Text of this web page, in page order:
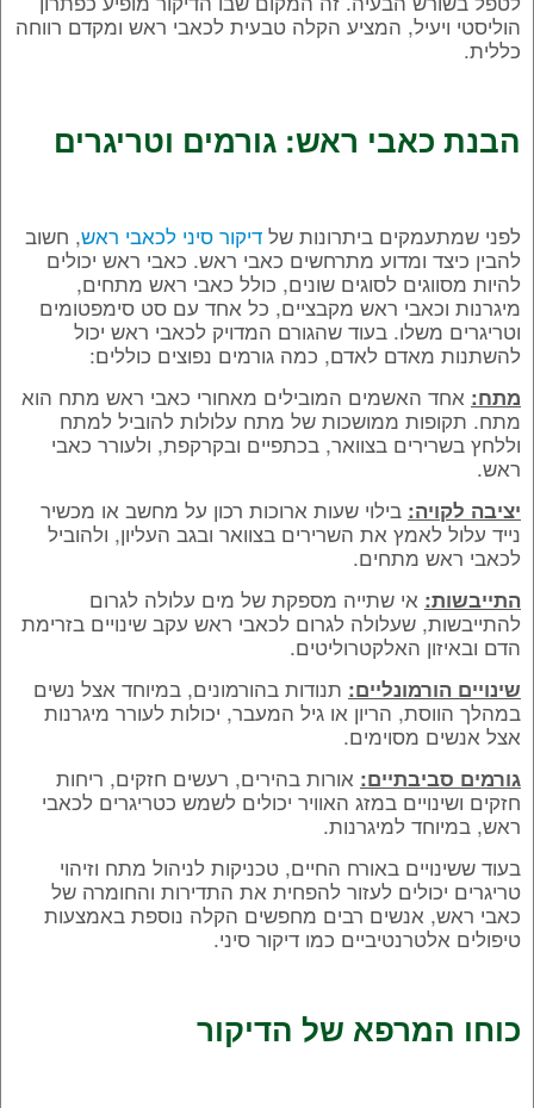
הוליסטי ויעיל, המציע הקלה טבעית לכאבי ראש ומקדם רווחה
כללית.
הבנת כאבי ראש: גורמים וטריגרים
לפני שמתעמקים ביתרונות של דיקור סיני לכאבי ראש, חשוב
להבין כיצד ומדוע מתרחשים כאבי ראש. כאבי ראש יכולים
להיות מסווגים לסוגים שונים, כולל כאבי ראש מתחים,
מיגרנות וכאבי ראש מקבציים, כל אחד עם סט סימפטומים
וטריגרים משלו. בעוד שהגורם המדויק לכאבי ראש יכול
להשתנות מאדם לאדם, כמה גורמים נפוצים כוללים:
מתח: אחד האשמים המובילים מאחורי כאבי ראש מתח הוא
מתח. תקופות ממושכות של מתח עלולות להוביל למתח
וללחץ בשרירים בצוואר, בכתפיים ובקרקפת, ולעורר כאבי
ראש.
יציבה לקויה: בילוי שעות ארוכות רכון על מחשב או מכשיר
נייד עלול לאמץ את השרירים בצוואר ובגב העליון, ולהוביל
לכאבי ראש מתחים.
התייבשות: אי שתייה מספקת של מים עלולה לגרום
להתייבשות, שעלולה לגרום לכאבי ראש עקב שינויים בזרימת
הדם ובאיזון האלקטרוליטים.
שינויים הורמונליים: תנודות בהורמונים, במיוחד אצל נשים
במהלך הווסת, הריון או גיל המעבר, יכולות לעורר מיגרנות
אצל אנשים מסוימים.
גורמים סביבתיים: אורות בהירים, רעשים חזקים, ריחות
חזקים ושינויים במזג האוויר יכולים לשמש כטריגרים לכאבי
ראש, במיוחד למיגרנות.
בעוד ששינויים באורח החיים, טכניקות לניהול מתח וזיהוי
טריגרים יכולים לעזור להפחית את התדירות והחומרה של
כאבי ראש, אנשים רבים מחפשים הקלה נוספת באמצעות
טיפולים אלטרנטיביים כמו דיקור סיני.
כוחו המרפא של הדיקור